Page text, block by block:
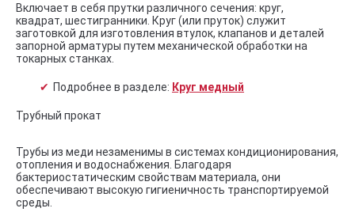
Включает в себя прутки различного сечения: круг,
квадрат, шестигранники. Круг (или пруток) служит
заготовкой для изготовления втулок, клапанов и деталей
запорной арматуры путем механической обработки на
токарных станках.
Подробнее в разделе: Круг медный
Трубный прокат
Трубы из меди незаменимы в системах кондиционирования,
отопления и водоснабжения. Благодаря
бактериостатическим свойствам материала, они
обеспечивают высокую гигиеничность транспортируемой
среды.